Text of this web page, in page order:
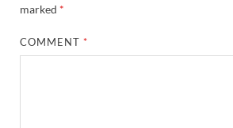
marked *
COMMENT*